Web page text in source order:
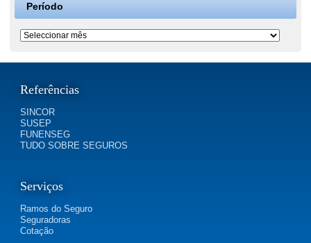
Período
Período
Referências
SINCOR
SUSEP
FUNENSEG
TUDO SOBRE SEGUROS
Serviços
Ramos do Seguro
Seguradoras
Cotação